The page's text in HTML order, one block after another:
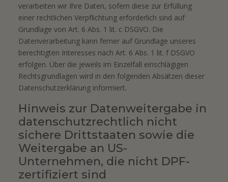
verarbeiten wir Ihre Daten, sofern diese zur Erfüllung
einer rechtlichen Verpflichtung erforderlich sind auf
Grundlage von Art. 6 Abs. 1 lit. c DSGVO. Die
Datenverarbeitung kann ferner auf Grundlage unseres
berechtigten Interesses nach Art. 6 Abs. 1 lit. f DSGVO
erfolgen. Über die jeweils im Einzelfall einschlägigen
Rechtsgrundlagen wird in den folgenden Absätzen dieser
Datenschutzerklärung informiert.
Hinweis zur Datenweitergabe in
datenschutzrechtlich nicht
sichere Drittstaaten sowie die
Weitergabe an US-
Unternehmen, die nicht DPF-
zertifiziert sind